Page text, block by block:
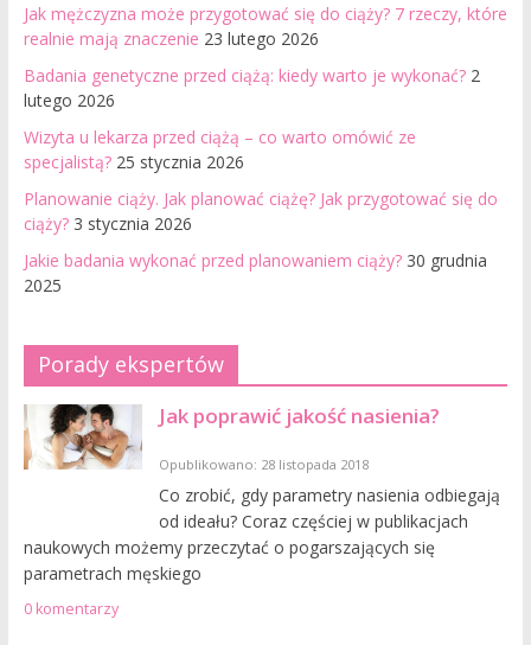
Jak mężczyzna może przygotować się do ciąży? 7 rzeczy, które
realnie mają znaczenie 23 lutego 2026
Badania genetyczne przed ciążą: kiedy warto je wykonać? 2
lutego 2026
Wizyta u lekarza przed ciążą – co warto omówić ze
specjalistą? 25 stycznia 2026
Planowanie ciąży. Jak planować ciążę? Jak przygotować się do
ciąży? 3 stycznia 2026
Jakie badania wykonać przed planowaniem ciąży? 30 grudnia
2025
Porady ekspertów
Jak poprawić jakość nasienia?
Opublikowano: 28 listopada 2018
Co zrobić, gdy parametry nasienia odbiegają
od ideału? Coraz częściej w publikacjach
naukowych możemy przeczytać o pogarszających się
parametrach męskiego
0 komentarzy